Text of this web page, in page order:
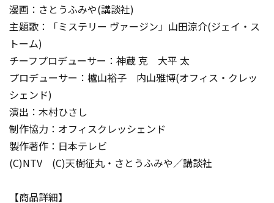
漫画：さとうふみや(講談社)
主題歌：「ミステリー ヴァージン」山田涼介(ジェイ・ス
トーム)
チーフプロデューサー：神蔵 克 大平 太
プロデューサー：櫨山裕子 内山雅博(オフィス・クレッ
シェンド)
演出：木村ひさし
制作協力：オフィスクレッシェンド
製作著作：日本テレビ
(C)NTV (C)天樹征丸・さとうふみや／講談社
【商品詳細】